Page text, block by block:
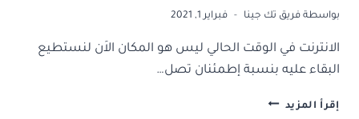
بواسطة فريق تك جينا فبراير 1, 2021
الانترنت في الوقت الحالي ليس هو المكان الاَن لنستطيع
البقاء عليه بنسبة إطمئنان تصل…
إقرأ المزيد برامج